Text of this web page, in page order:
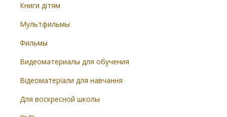
Книги дітям
Мультфильмы
Фильмы
Видеоматериалы для обучения
Відеоматеріали для навчання
Для воскресной школы